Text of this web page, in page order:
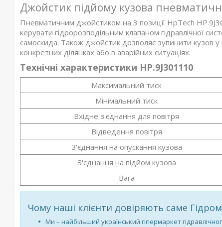
Джойстик підйому кузова
Пневматичним джойстиком на 3 позиції HpTech
керувати гідророзподільним клапаном гідравлічної
самоскида. Також джойстик дозволяє зупинити кузов
конкретних ділянках або в аварійних ситуаціях.
Технічні характеристики HP.9J301110
Максимальний тиск
Мінімальний тиск
Вхідне з'єднання для повітря
Відведення повітря
З'єднання на опускання кузова
З'єднання на підйом кузова
Вага
Чому наші клієнти довіряють саме
Ми – найбільший український гіпермаркет